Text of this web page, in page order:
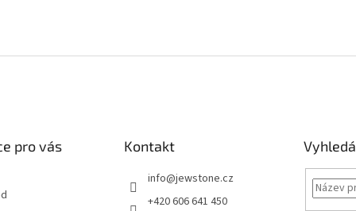
pro vás Kontakt
info@jewstone.cz
+420 606 641 450